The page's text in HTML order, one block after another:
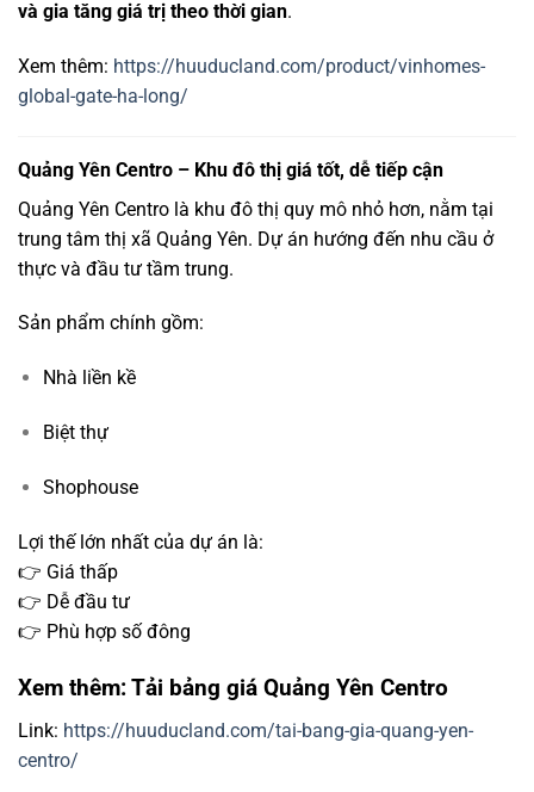
và gia tăng giá trị theo thời gian.
Xem thêm: https://huuducland.com/product/vinhomes-
global-gate-ha-long/
Quảng Yên Centro – Khu đô thị giá tốt, dễ tiếp cận
Quảng Yên Centro là khu đô thị quy mô nhỏ hơn, nằm tại
trung tâm thị xã Quảng Yên. Dự án hướng đến nhu cầu ở
thực và đầu tư tầm trung.
Sản phẩm chính gồm:
Nhà liền kề
Biệt thự
Shophouse
Lợi thế lớn nhất của dự án là:
👉 Giá thấp
👉 Dễ đầu tư
👉 Phù hợp số đông
Xem thêm: Tải bảng giá Quảng Yên Centro
Link: https://huuducland.com/tai-bang-gia-quang-yen-
centro/